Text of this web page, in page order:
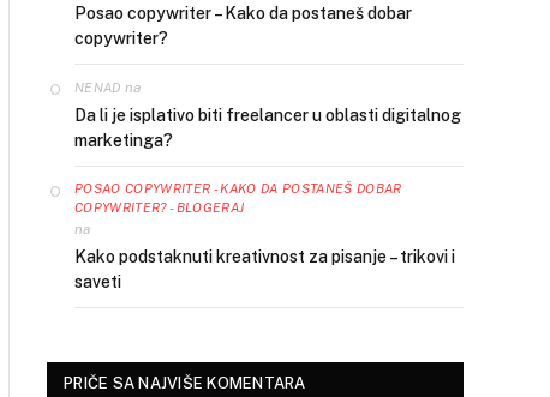
Posao copywriter – Kako da postaneš dobar
copywriter?
NENAD na
Da li je isplativo biti freelancer u oblasti digitalnog
marketinga?
POSAO COPYWRITER - KAKO DA POSTANEŠ DOBAR
COPYWRITER? - BLOGERAJ
na
Kako podstaknuti kreativnost za pisanje – trikovi i
saveti
PRIČE SA NAJVIŠE KOMENTARA